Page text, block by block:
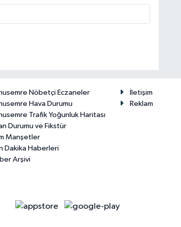
Nöbetçi Eczaneler
Hava Durumu
Trafik Yoğunluk Haritası
Durumu ve Fikstür
Manşetler
Dakika Haberleri
Arşivi
İletişim
Reklam